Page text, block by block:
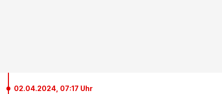
02.04.2024, 07:17 Uhr